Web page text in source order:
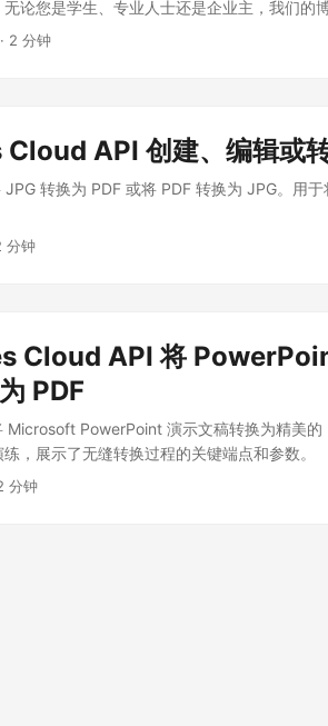
论您是学生、专业人士还是企业主，我们的
所需的所有信息。
2 分钟
API 创建、编辑或
转换为 PDF 或将 PDF 转换为 JPG。用
分钟
Cloud API 将
PDF
Microsoft PowerPoint 演示文稿转换为精美的
，展示了无缝转换过程的关键端点和参数。
分钟